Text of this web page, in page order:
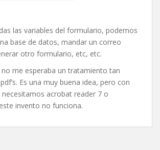
las variables del formulario, podemos
base de datos, mandar un correo
otro formulario, etc, etc.
no me esperaba un tratamiento tan
Es una muy buena idea, pero con
acrobat reader 7 o
invento no funciona.